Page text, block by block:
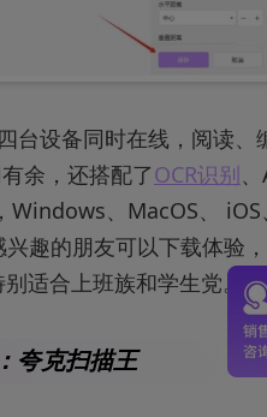
台设备同时在线，阅读、
余，还搭配了OCR识别
Windows、MacOS、 iOS
趣的朋友可以下载体验，
适合上班族和学生党。
夸克扫描王